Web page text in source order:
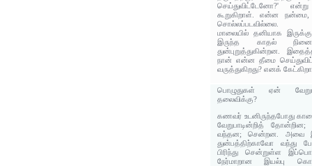
செய்துவிட்டேனோ?'
கூறுகிறாள். என்ன
சொல்லப்படவில்லை.
மாலையில் தனியாக
இருந்த காதல்
துன்புறுத்துகின்றன.
நான் என்ன தீமை
வருத்துகிறது? எனக்
பொழுதுகள் ஏன்
தலைவிக்கு?
கணவர் உடனிருந்தபோது
வேறுபாடின்றித்
வந்தன; சென்றன. அவை
துன்பத்திற்காவோ வந்து
பிரிந்து சென்றுள்ள
நேர்மாறான இயல்பு